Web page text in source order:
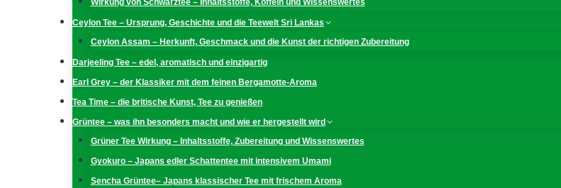
Wirkung von Schwarztee – Inhaltsstoffe, Koffein und Wissenswertes
Ceylon Tee – Ursprung, Geschichte und die Teewelt Sri Lankas
Ceylon Assam – Herkunft, Geschmack und die Kunst der richtigen Zubereitung
Darjeeling Tee – edel, aromatisch und einzigartig
Earl Grey – der Klassiker mit dem feinen Bergamotte-Aroma
Tea Time – die britische Kunst, Tee zu genießen
Grüntee – was ihn besonders macht und wie er hergestellt wird
Grüner Tee Wirkung – Inhaltsstoffe, Zubereitung und Wissenswertes
Gyokuro – Japans edler Schattentee mit intensivem Umami
Sencha Grüntee– Japans klassischer Tee mit frischem Aroma